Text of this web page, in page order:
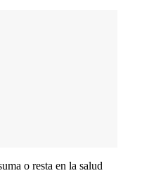
o resta en la salud